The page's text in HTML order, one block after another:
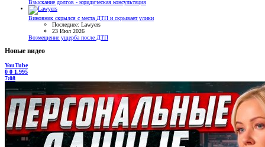
Взыскание долгов - юридическая консультация
Виновник скрылся с места ДТП и скрывает улики
Последнее: Lawyers
23 Июл 2026
Возмещение ущерба после ДТП
Новые видео
YouTube
0 0 1.995
7:08